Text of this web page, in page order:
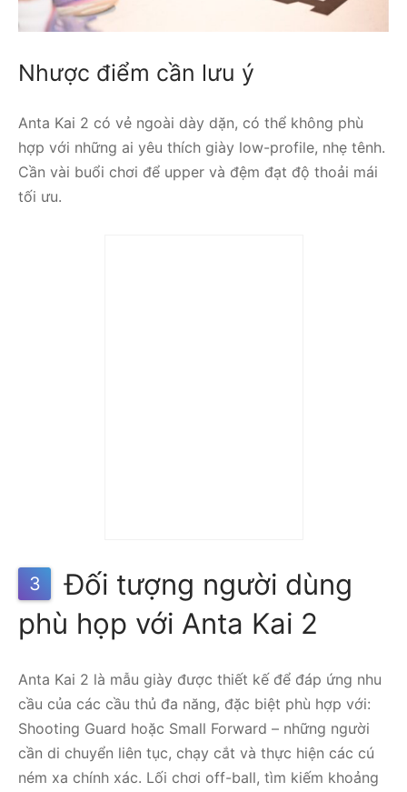
Nhược điểm cần lưu ý
Anta Kai 2 có vẻ ngoài dày dặn, có thể không phù
hợp với những ai yêu thích giày low-profile, nhẹ tênh.
Cần vài buổi chơi để upper và đệm đạt độ thoải mái
tối ưu.
3
Đối tượng người dùng
phù họp với Anta Kai 2
Anta Kai 2 là mẫu giày được thiết kế để đáp ứng nhu
cầu của các cầu thủ đa năng, đặc biệt phù hợp với:
Shooting Guard hoặc Small Forward – những người
cần di chuyển liên tục, chạy cắt và thực hiện các cú
ném xa chính xác. Lối chơi off-ball, tìm kiếm khoảng